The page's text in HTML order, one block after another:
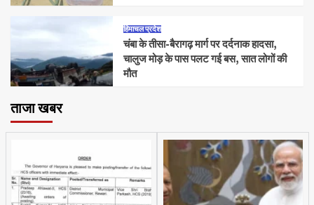
हिमाचल प्रदेश
चंबा के तीसा-बैरागढ़ मार्ग पर दर्दनाक हादसा,
चालुज मोड़ के पास पलट गई बस, सात लोगों की
मौत
ताजा खबर